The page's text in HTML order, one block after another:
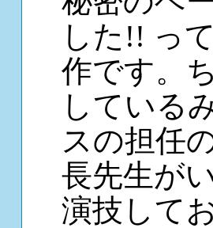
した!! っ
作です。
している
スの担任
長先生が
演技して